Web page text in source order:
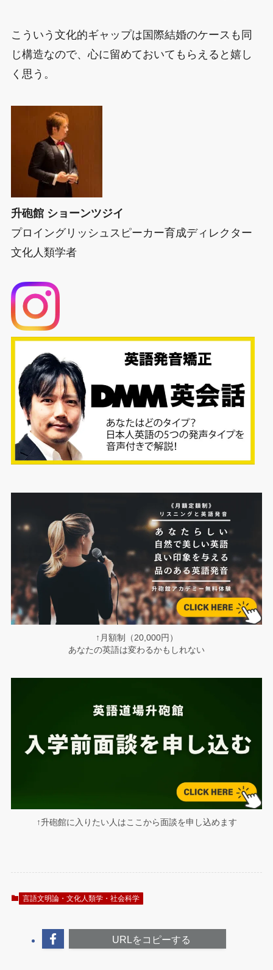
こういう文化的ギャップは国際結婚のケースも同
じ構造なので、心に留めておいてもらえると嬉し
く思う。
升砲館 ショーンツジイ
プロイングリッシュスピーカー育成ディレクター
文化人類学者
↑月額制（20,000円）
あなたの英語は変わるかもしれない
↑升砲館に入りたい人はここから面談を申し込めます
言語文明論・文化人類学・社会科学
URLをコピーする